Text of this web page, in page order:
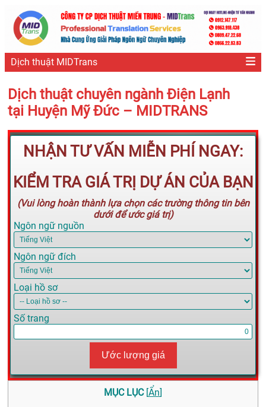
Dịch thuật MIDTrans
Dịch thuật chuyên ngành Điện Lạnh
tại Huyện Mỹ Đức – MIDTRANS
NHẬN TƯ VẤN MIỄN PHÍ NGAY:
KIỂM TRA GIÁ TRỊ DỰ ÁN CỦA BẠN
(Vui lòng hoàn thành lựa chọn các trường thông tin bên
dưới để ước giá trị)
Ngôn ngữ nguồn
Ngôn ngữ đích
Loại hồ sơ
Số trang
Ước lượng giá
MỤC LỤC [Ẩn]